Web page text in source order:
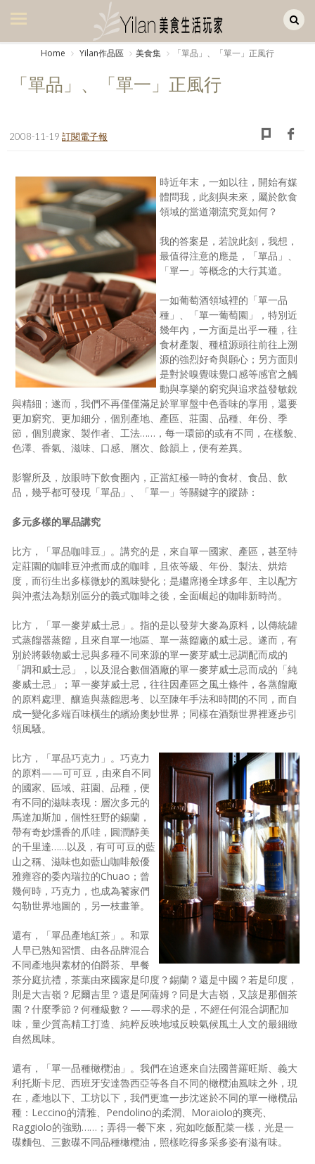
美食集
生活風
書房集
日記簿
餐桌週記
享樂隨手拍
照相簿
影音區
創意出版服務
歷史區
關於Yilan
個人著作
合作與代言
訂閱電子報
Home Yilan作品區 美食集 「單品」、「單一」正風行
「單品」、「單一」正風行
2008-11-19 訂閱電子報
時近年末，一如以往，開始有媒
體問我，此刻與未來，屬於飲食
領域的當道潮流究竟如何？
我的答案是，若說此刻，我想，
最值得注意的應是，「單品」、
「單一」等概念的大行其道。
一如葡萄酒領域裡的「單一品
種」、「單一葡萄園」，特別近
幾年內，一方面是出乎一種，往
食材產製、種植源頭往前往上溯
源的強烈好奇與願心；另方面則
是對於嗅覺味覺口感等感官之觸
動與享樂的窮究與追求益發敏銳
與精細；遂而，我們不再僅僅滿足於單單盤中色香味的享用，還要
更加窮究、更加細分，個別產地、產區、莊園、品種、年份、季
節，個別農家、製作者、工法……，每一環節的或有不同，在樣貌、
色澤、香氣、滋味、口感、層次、餘韻上，便有差異。
影響所及，放眼時下飲食圈內，正當紅極一時的食材、食品、飲
品，幾乎都可發現「單品」、「單一」等關鍵字的蹤跡：
多元多樣的單品講究
比方，「單品咖啡豆」。講究的是，來自單一國家、產區，甚至特
定莊園的咖啡豆沖煮而成的咖啡，且依等級、年份、製法、烘焙
度，而衍生出多樣微妙的風味變化；是繼席捲全球多年、主以配方
與沖煮法為類別區分的義式咖啡之後，全面崛起的咖啡新時尚。
比方，「單一麥芽威士忌」。指的是以發芽大麥為原料，以傳統罐
式蒸餾器蒸餾，且來自單一地區、單一蒸餾廠的威士忌。遂而，有
別於將穀物威士忌與多種不同來源的單一麥芽威士忌調配而成的
「調和威士忌」，以及混合數個酒廠的單一麥芽威士忌而成的「純
麥威士忌」；單一麥芽威士忌，往往因產區之風土條件，各蒸餾廠
的原料處理、釀造與蒸餾思考、以至陳年手法和時間的不同，而自
成一變化多端百味橫生的繽紛奧妙世界；同樣在酒類世界裡逐步引
領風騷。
比方，「單品巧克力」。巧克力
的原料——可可豆，由來自不同
的國家、區域、莊園、品種，便
有不同的滋味表現：層次多元的
馬達加斯加，個性狂野的錫蘭，
帶有奇妙燻香的爪哇，圓潤醇美
的千里達……以及，有可可豆的藍
山之稱、滋味也如藍山咖啡般優
雅雍容的委內瑞拉的Chuao；曾
幾何時，巧克力，也成為饕家們
勾勒世界地圖的，另一枝畫筆。
還有，「單品產地紅茶」。和眾
人早已熟知習慣、由各品牌混合
不同產地與素材的伯爵茶、早餐
茶分庭抗禮，茶葉由來國家是印度？錫蘭？還是中國？若是印度，
則是大吉嶺？尼爾吉里？還是阿薩姆？同是大吉嶺，又該是那個茶
園？什麼季節？何種級數？——尋求的是，不經任何混合調配加
味，量少質高精工打造、純粹反映地域反映氣候風土人文的最細緻
自然風味。
還有，「單一品種橄欖油」。我們在追逐來自法國普羅旺斯、義大
利托斯卡尼、西班牙安達魯西亞等各自不同的橄欖油風味之外，現
在，產地以下、工坊以下，我們更進一步沈迷於不同的單一橄欖品
種：Leccino的清雅、Pendolino的柔潤、Moraiolo的爽亮、
Raggiolo的強勁……；弄得一餐下來，宛如吃飯配菜一樣，光是一
碟麵包、三數碟不同品種橄欖油，照樣吃得多采多姿有滋有味。